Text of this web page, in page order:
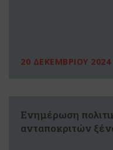
20 ΔΕΚΕΜΒΡΙΟΥ 2024
Ενημέρωση
ανταποκριτών